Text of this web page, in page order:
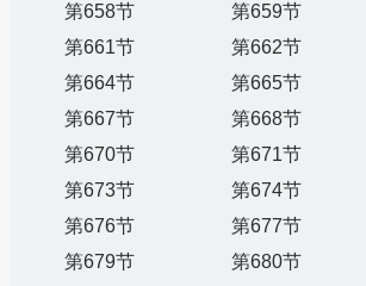
第658节
第659节
第661节
第662节
第664节
第665节
第667节
第668节
第670节
第671节
第673节
第674节
第676节
第677节
第679节
第680节